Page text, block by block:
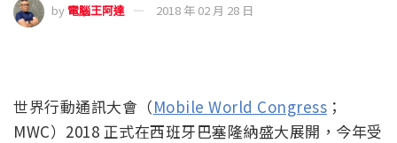
by 電腦王阿達 2018 年 02 月 28 日
世界行動通訊大會（Mobile World Congress ；
MWC）2018 正式在西班牙巴塞隆納盛大展開，今年受